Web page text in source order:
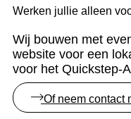
Werken jullie alleen
Wij bouwen met
website voor een
voor het Quickstep-
Of neem contact